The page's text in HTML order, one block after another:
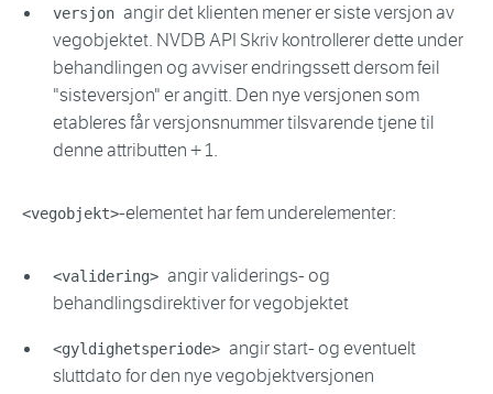
versjon angir det klienten mener er siste versjon av
vegobjektet. NVDB API Skriv kontrollerer dette under
behandlingen og avviser endringssett dersom feil
"sisteversjon" er angitt. Den nye versjonen som
etableres får versjonsnummer tilsvarende tjene til
denne attributten + 1.
<vegobjekt>-elementet har fem underelementer:
<validering> angir validerings- og
behandlingsdirektiver for vegobjektet
<gyldighetsperiode> angir start- og eventuelt
sluttdato for den nye vegobjektversjonen